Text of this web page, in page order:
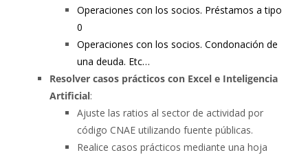
Operaciones con los socios. Préstamos a tipo
0
Operaciones con los socios. Condonación de
una deuda. Etc…
Resolver casos prácticos con Excel e Inteligencia
Artificial:
Ajuste las ratios al sector de actividad por
código CNAE utilizando fuente públicas.
Realice casos prácticos mediante una hoja